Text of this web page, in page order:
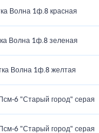
Волна 1ф.8 красная
Волна 1ф.8 зеленая
Волна 1ф.8 желтая
"Старый город" серая
"Старый город" серая